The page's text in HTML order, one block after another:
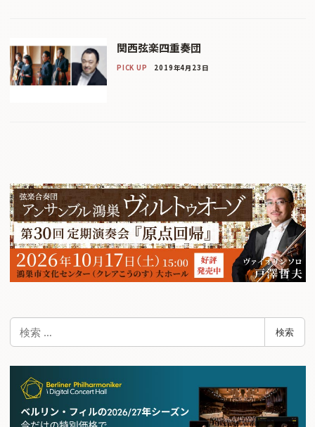
関西弦楽四重奏団
PICK UP 2019年4月23日
検
索
検索